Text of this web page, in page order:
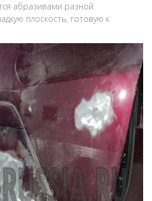
абразивами разной
плоскость, готовую к